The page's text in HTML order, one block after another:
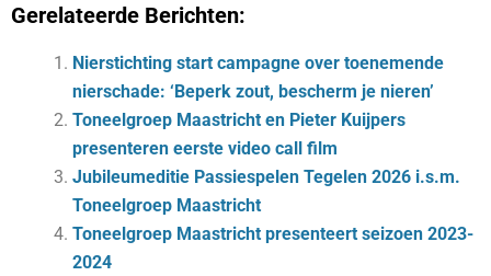
Gerelateerde Berichten:
Nierstichting start campagne over toenemende
nierschade: ‘Beperk zout, bescherm je nieren’
Toneelgroep Maastricht en Pieter Kuijpers
presenteren eerste video call film
Jubileumeditie Passiespelen Tegelen 2026 i.s.m.
Toneelgroep Maastricht
Toneelgroep Maastricht presenteert seizoen 2023-
2024